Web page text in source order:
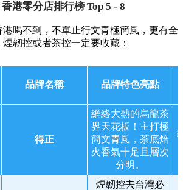
港零分店排行榜 Top 5 - 8
喝不到，不單止行文青極簡風，更有全
韌控或者茶控一定要收藏：
品牌名稱 品牌特色亮點
得正
網絡大熱的烏龍茶
界天花板！主打極
簡文青風，茶底焙
火香氣十足且層次
分明。
煙韌控去台灣必